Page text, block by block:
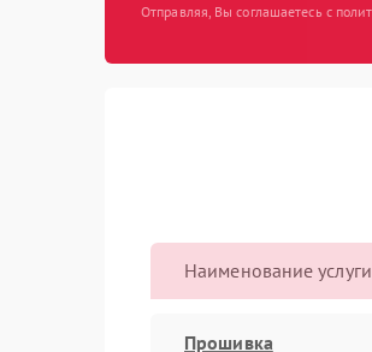
Отправляя, Вы соглашаетесь с
Наименование услуги
Прошивка